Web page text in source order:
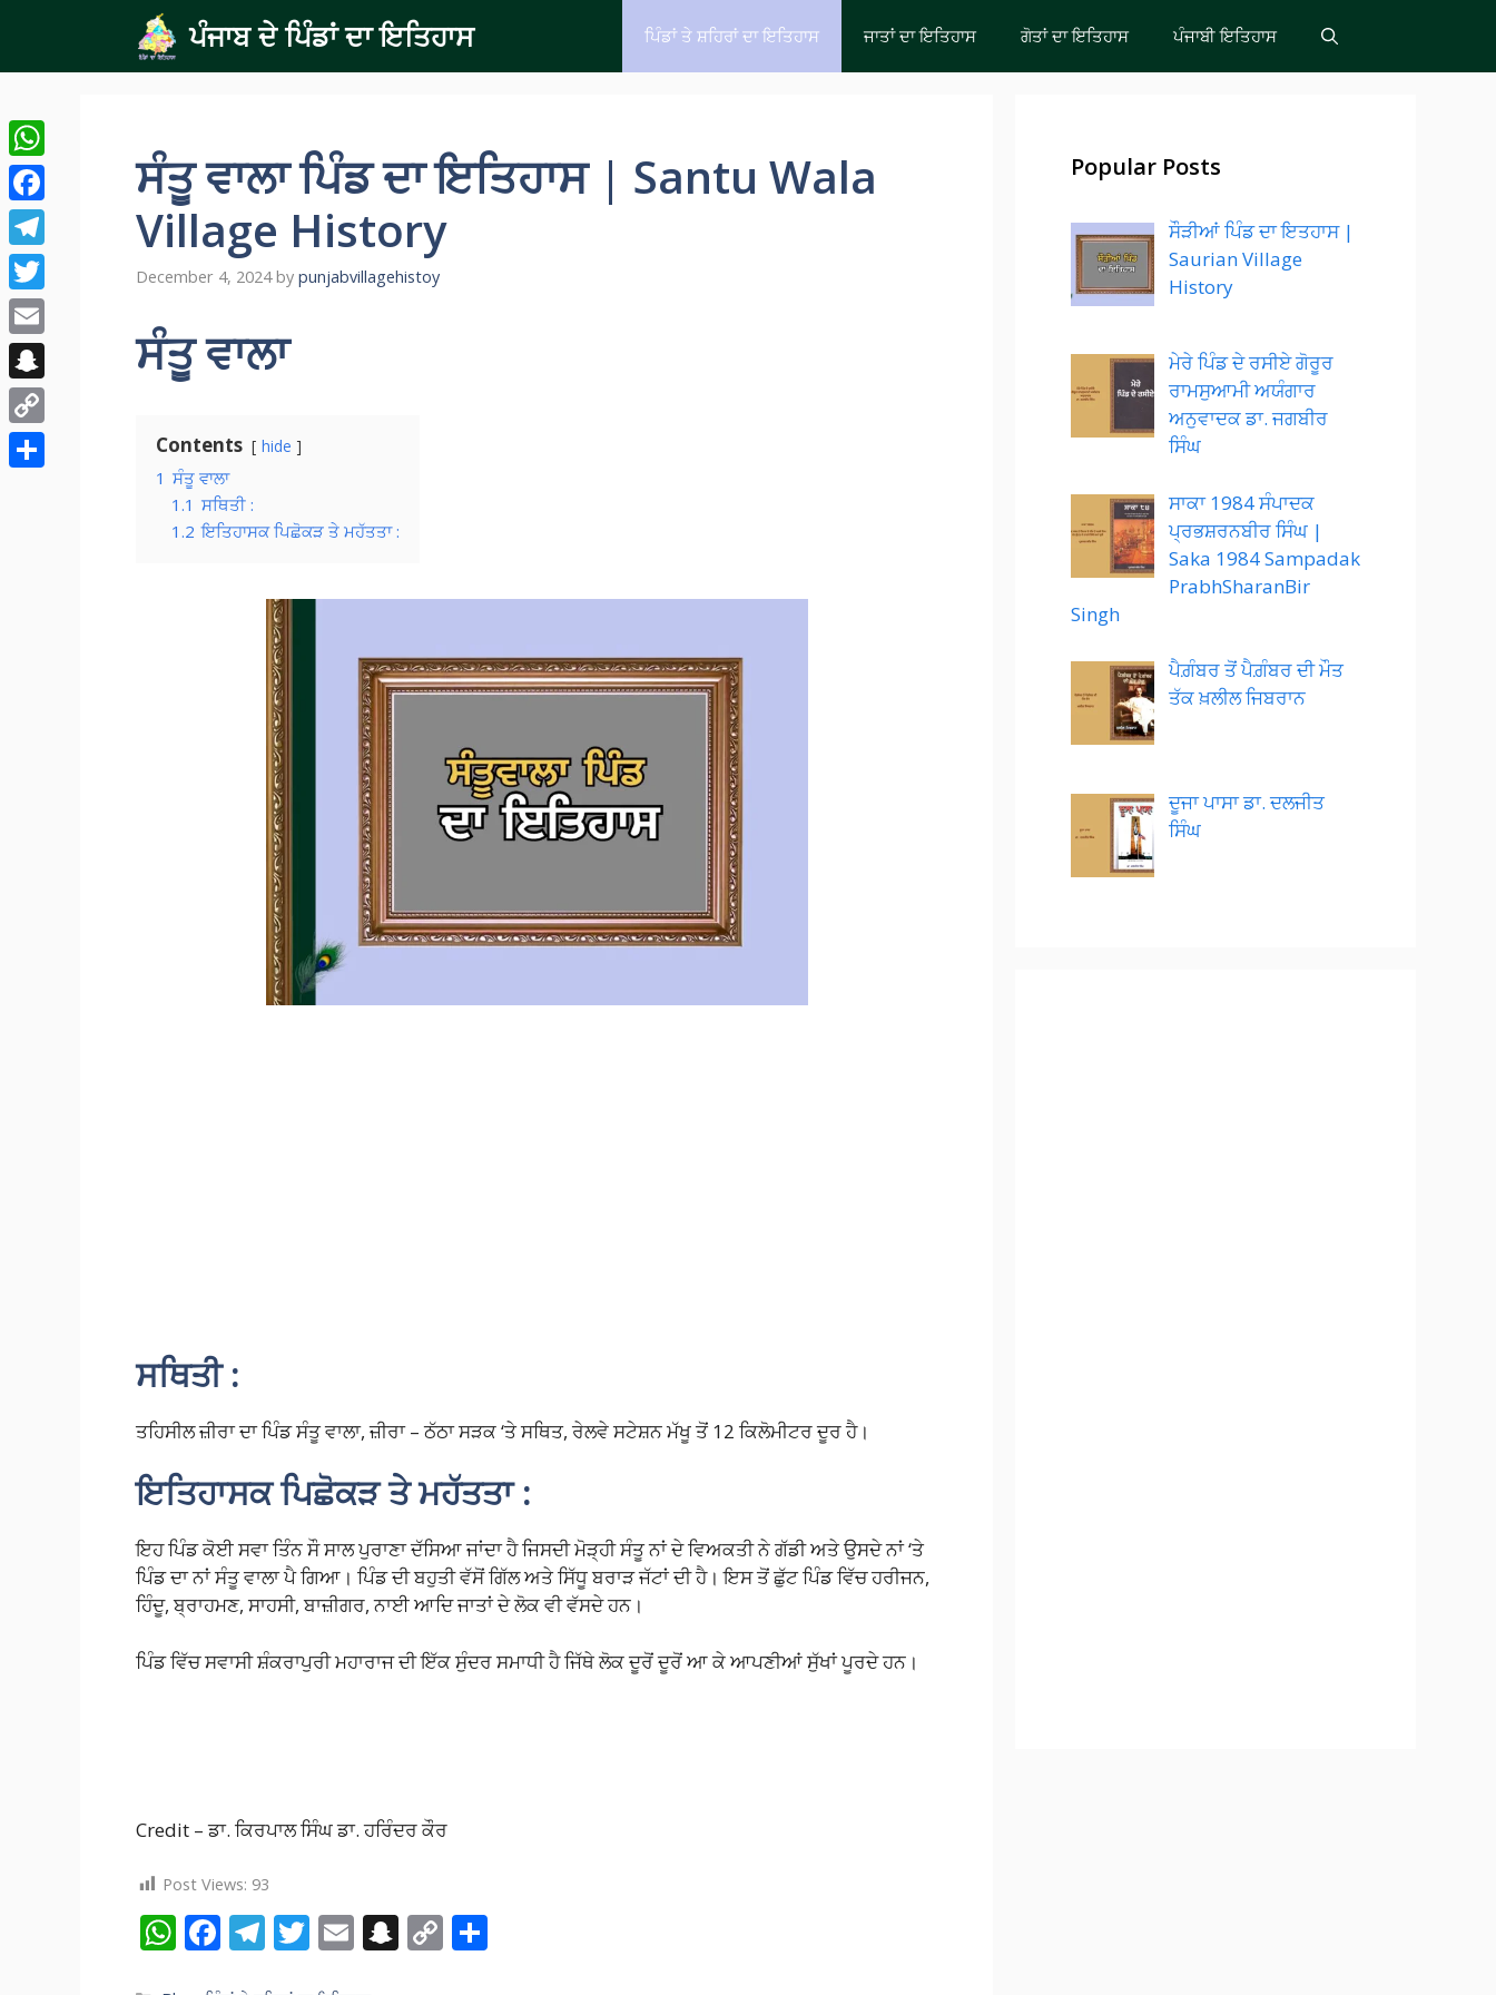
content
ਪੰਜਾਬ ਦੇ ਪਿੰਡਾਂ ਦਾ ਇਤਿਹਾਸ ਪਿੰਡਾਂ ਤੇ ਸ਼ਹਿਰਾਂ ਦਾ ਇਤਿਹਾਸ ਜਾਤਾਂ ਦਾ ਇਤਿਹਾਸ ਗੋਤਾਂ ਦਾ ਇਤਿਹਾਸ ਪੰਜਾਬੀ ਇਤਿਹਾਸ
ਸੰਤੂ ਵਾਲਾ ਪਿੰਡ ਦਾ ਇਤਿਹਾਸ | Santu Wala
Village History
December 4, 2024 by punjabvillagehistoy
ਸੰਤੂ ਵਾਲਾ
Contents hide
1 ਸੰਤੂ ਵਾਲਾ
1.1 ਸਥਿਤੀ :
1.2 ਇਤਿਹਾਸਕ ਪਿਛੋਕੜ ਤੇ ਮਹੱਤਤਾ :
ਸਥਿਤੀ :
ਤਹਿਸੀਲ ਜ਼ੀਰਾ ਦਾ ਪਿੰਡ ਸੰਤੂ ਵਾਲਾ, ਜ਼ੀਰਾ – ਠੱਠਾ ਸੜਕ ‘ਤੇ ਸਥਿਤ, ਰੇਲਵੇ ਸਟੇਸ਼ਨ ਮੱਖੂ ਤੋਂ 12 ਕਿਲੋਮੀਟਰ ਦੂਰ ਹੈ।
ਇਤਿਹਾਸਕ ਪਿਛੋਕੜ ਤੇ ਮਹੱਤਤਾ :
ਇਹ ਪਿੰਡ ਕੋਈ ਸਵਾ ਤਿੰਨ ਸੌ ਸਾਲ ਪੁਰਾਣਾ ਦੱਸਿਆ ਜਾਂਦਾ ਹੈ ਜਿਸਦੀ ਮੋੜ੍ਹੀ ਸੰਤੂ ਨਾਂ ਦੇ ਵਿਅਕਤੀ ਨੇ ਗੱਡੀ ਅਤੇ ਉਸਦੇ ਨਾਂ ‘ਤੇ
ਪਿੰਡ ਦਾ ਨਾਂ ਸੰਤੂ ਵਾਲਾ ਪੈ ਗਿਆ। ਪਿੰਡ ਦੀ ਬਹੁਤੀ ਵੱਸੋਂ ਗਿੱਲ ਅਤੇ ਸਿੱਧੂ ਬਰਾੜ ਜੱਟਾਂ ਦੀ ਹੈ। ਇਸ ਤੋਂ ਛੁੱਟ ਪਿੰਡ ਵਿੱਚ ਹਰੀਜਨ,
ਹਿੰਦੂ, ਬ੍ਰਾਹਮਣ, ਸਾਹਸੀ, ਬਾਜ਼ੀਗਰ, ਨਾਈ ਆਦਿ ਜਾਤਾਂ ਦੇ ਲੋਕ ਵੀ ਵੱਸਦੇ ਹਨ।
ਪਿੰਡ ਵਿੱਚ ਸਵਾਸੀ ਸ਼ੰਕਰਾਪੁਰੀ ਮਹਾਰਾਜ ਦੀ ਇੱਕ ਸੁੰਦਰ ਸਮਾਧੀ ਹੈ ਜਿੱਥੇ ਲੋਕ ਦੂਰੋਂ ਦੂਰੋਂ ਆ ਕੇ ਆਪਣੀਆਂ ਸੁੱਖਾਂ ਪੂਰਦੇ ਹਨ।
Credit – ਡਾ. ਕਿਰਪਾਲ ਸਿੰਘ ਡਾ. ਹਰਿੰਦਰ ਕੌਰ
Post Views: 93
W F T T E S C
Popular Posts
ਸੌੜੀਆਂ ਪਿੰਡ ਦਾ ਇਤਹਾਸ |
Saurian Village
History
ਮੇਰੇ ਪਿੰਡ ਦੇ ਰਸੀਏ ਗੋਰੂਰ
ਰਾਮਸੁਆਮੀ ਅਯੰਗਾਰ
ਅਨੁਵਾਦਕ ਡਾ. ਜਗਬੀਰ
ਸਿੰਘ
ਸਾਕਾ 1984 ਸੰਪਾਦਕ
ਪ੍ਰਭਸ਼ਰਨਬੀਰ ਸਿੰਘ |
Saka 1984 Sampadak
PrabhSharanBir
Singh
ਪੈਗ਼ੰਬਰ ਤੋਂ ਪੈਗ਼ੰਬਰ ਦੀ ਮੌਤ
ਤੱਕ ਖ਼ਲੀਲ ਜਿਬਰਾਨ
ਦੂਜਾ ਪਾਸਾ ਡਾ. ਦਲਜੀਤ
ਸਿੰਘ
WhatsApp
Facebook
Telegram
Twitter
Email
Snapchat
Copy
Link